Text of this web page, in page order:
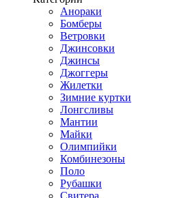
Анораки
Бомберы
Ветровки
Джинсовки
Джинсы
Джоггеры
Жилетки
Зимние куртки
Лонгсливы
Мантии
Майки
Олимпийки
Комбинезоны
Поло
Рубашки
Свитера